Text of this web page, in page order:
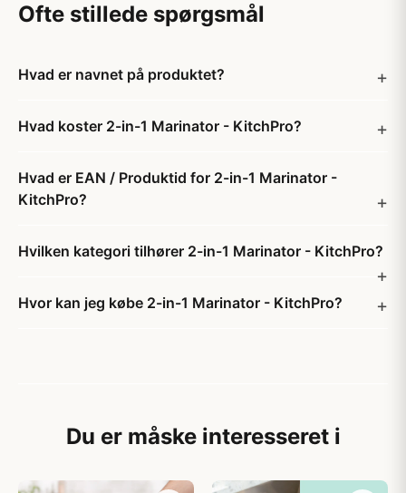
Ofte stillede spørgsmål
Hvad er navnet på produktet?
Hvad koster 2-in-1 Marinator - KitchPro?
Hvad er EAN / Produktid for 2-in-1 Marinator -
KitchPro?
Hvilken kategori tilhører 2-in-1 Marinator - KitchPro?
Hvor kan jeg købe 2-in-1 Marinator - KitchPro?
Du er måske interesseret i